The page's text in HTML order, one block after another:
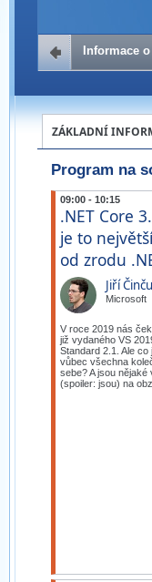
Informace
ZÁKLADNÍ
Program na
09:00 - 10:15
.NET Core
je to
od zrodu
Jiří
Microsoft
V roce 2019 nás
již vydaného VS
Standard 2.1. Ale co
vůbec všechna
sebe? A jsou nějaké
(spoiler: jsou) na